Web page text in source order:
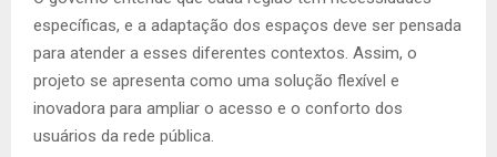
específicas, e a adaptação dos espaços deve ser pensada
para atender a esses diferentes contextos. Assim, o
projeto se apresenta como uma solução flexível e
inovadora para ampliar o acesso e o conforto dos
usuários da rede pública.